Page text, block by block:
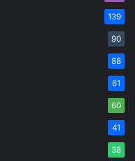
139
90
88
61
60
41
38